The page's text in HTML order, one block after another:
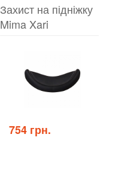
Захист на підніжку
Mima Xari
754 грн.